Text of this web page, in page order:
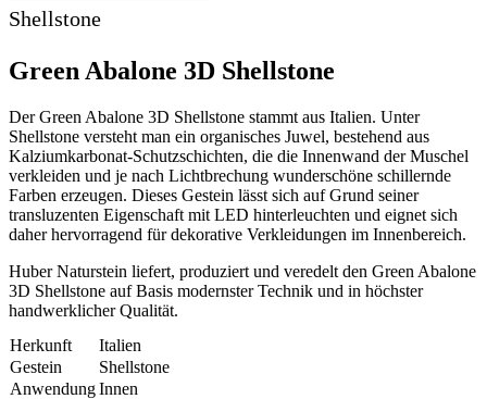
Shellstone
Green Abalone 3D Shellstone
Der Green Abalone 3D Shellstone stammt aus Italien. Unter
Shellstone versteht man ein organisches Juwel, bestehend aus
Kalziumkarbonat-Schutzschichten, die die Innenwand der Muschel
verkleiden und je nach Lichtbrechung wunderschöne schillernde
Farben erzeugen. Dieses Gestein lässt sich auf Grund seiner
transluzenten Eigenschaft mit LED hinterleuchten und eignet sich
daher hervorragend für dekorative Verkleidungen im Innenbereich.
Huber Naturstein liefert, produziert und veredelt den Green Abalone
3D Shellstone auf Basis modernster Technik und in höchster
handwerklicher Qualität.
Herkunft
Italien
Gestein
Shellstone
AnwendungInnen